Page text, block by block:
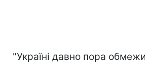
"Україні давно пора